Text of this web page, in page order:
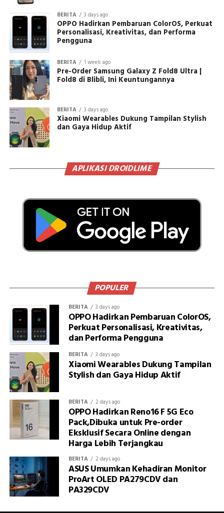
BERITA 3 days ago
OPPO Hadirkan Pembaruan ColorOS, Perkuat
Personalisasi, Kreativitas, dan Performa
Pengguna
BERITA 1 week ago
Pre-Order Samsung Galaxy Z Fold8 Ultra |
Fold8 di Blibli, Ini Keuntungannya
BERITA 3 days ago
Xiaomi Wearables Dukung Tampilan Stylish
dan Gaya Hidup Aktif
APLIKASI DROIDLIME
POPULER
BERITA 3 days ago
OPPO Hadirkan Pembaruan ColorOS,
Perkuat Personalisasi, Kreativitas,
dan Performa Pengguna
BERITA 3 days ago
Xiaomi Wearables Dukung Tampilan
Stylish dan Gaya Hidup Aktif
BERITA 2 days ago
OPPO Hadirkan Reno16 F 5G Eco
Pack,Dibuka untuk Pre-order
Eksklusif Secara Online dengan
Harga Lebih Terjangkau
BERITA 2 days ago
ASUS Umumkan Kehadiran Monitor
ProArt OLED PA279CDV dan
PA329CDV